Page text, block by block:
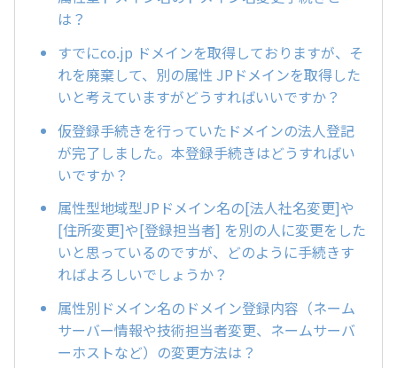
は？
すでにco.jp ドメインを取得しておりますが、そ
れを廃棄して、別の属性 JPドメインを取得した
いと考えていますがどうすればいいですか？
仮登録手続きを行っていたドメインの法人登記
が完了しました。本登録手続きはどうすればい
いですか？
属性型地域型JPドメイン名の[法人社名変更]や
[住所変更]や[登録担当者] を別の人に変更をした
いと思っているのですが、どのように手続きす
ればよろしいでしょうか？
属性別ドメイン名のドメイン登録内容（ネーム
サーバー情報や技術担当者変更、ネームサーバ
ーホストなど）の変更方法は？